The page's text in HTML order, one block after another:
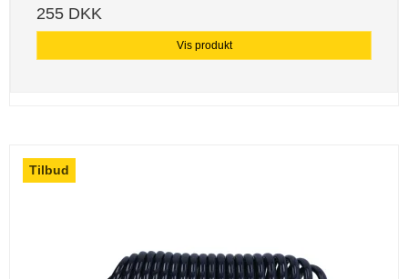
255 DKK
Vis produkt
Tilbud